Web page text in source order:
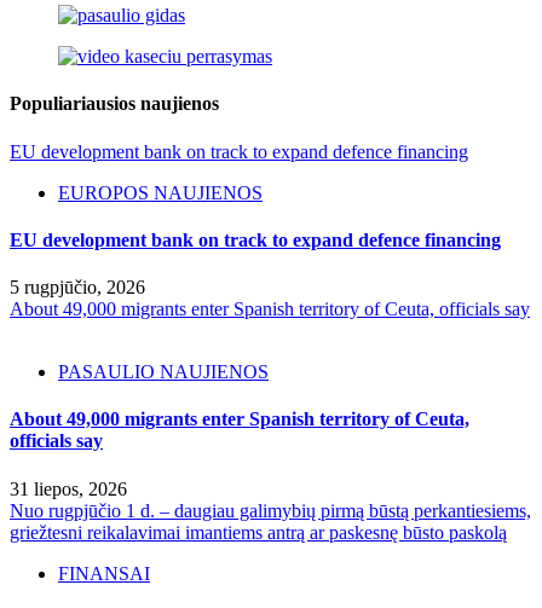
Populiariausios naujienos
EU development bank on track to expand defence financing
EUROPOS NAUJIENOS
EU development bank on track to expand defence financing
5 rugpjūčio, 2026
About 49,000 migrants enter Spanish territory of Ceuta, officials say
PASAULIO NAUJIENOS
About 49,000 migrants enter Spanish territory of Ceuta,
officials say
31 liepos, 2026
Nuo rugpjūčio 1 d. – daugiau galimybių pirmą būstą perkantiesiems,
griežtesni reikalavimai imantiems antrą ar paskesnę būsto paskolą
FINANSAI